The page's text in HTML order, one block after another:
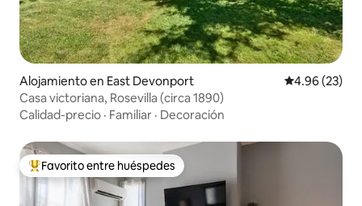
Alojamiento en East Devonport Calificación
4.96 (23)
Casa victoriana, Rosevilla (circa 1890)
Calidad-precio · Familiar · Decoración
Favorito entre huéspedes preferido
Favorito entre huéspedes